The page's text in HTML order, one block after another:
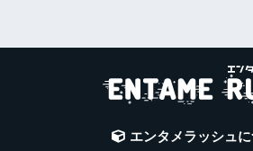
エンタメラッシュ